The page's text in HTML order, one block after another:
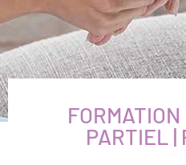
PARTIEL |